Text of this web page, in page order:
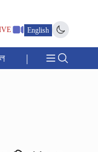
English
|